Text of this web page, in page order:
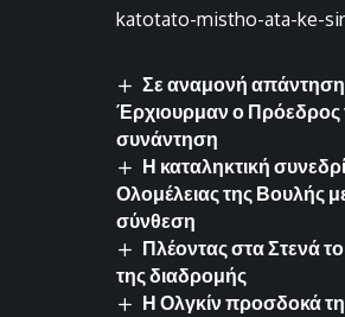
katotato-mistho-ata-ke-
Σε αναμονή
Έρχιουρμαν ο Πρόεδρος
συνάντηση
Η καταληκτική
Ολομέλειας της Βουλής
σύνθεση
Πλέοντας στα Στενά
της διαδρομής
Η Ολγκίν προσδοκά